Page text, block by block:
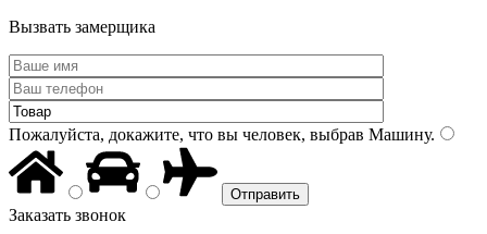
Вызвать замерщика
Пожалуйста, докажите, что вы человек, выбрав Машину.
Заказать звонок